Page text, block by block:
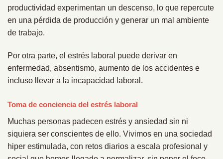
productividad experimentan un descenso, lo que repercute
en una pérdida de producción y generar un mal ambiente
de trabajo.
Por otra parte, el estrés laboral puede derivar en
enfermedad, absentismo, aumento de los accidentes e
incluso llevar a la incapacidad laboral.
Toma de conciencia del estrés laboral
Muchas personas padecen estrés y ansiedad sin ni
siquiera ser conscientes de ello. Vivimos en una sociedad
hiper estimulada, con retos diarios a escala profesional y